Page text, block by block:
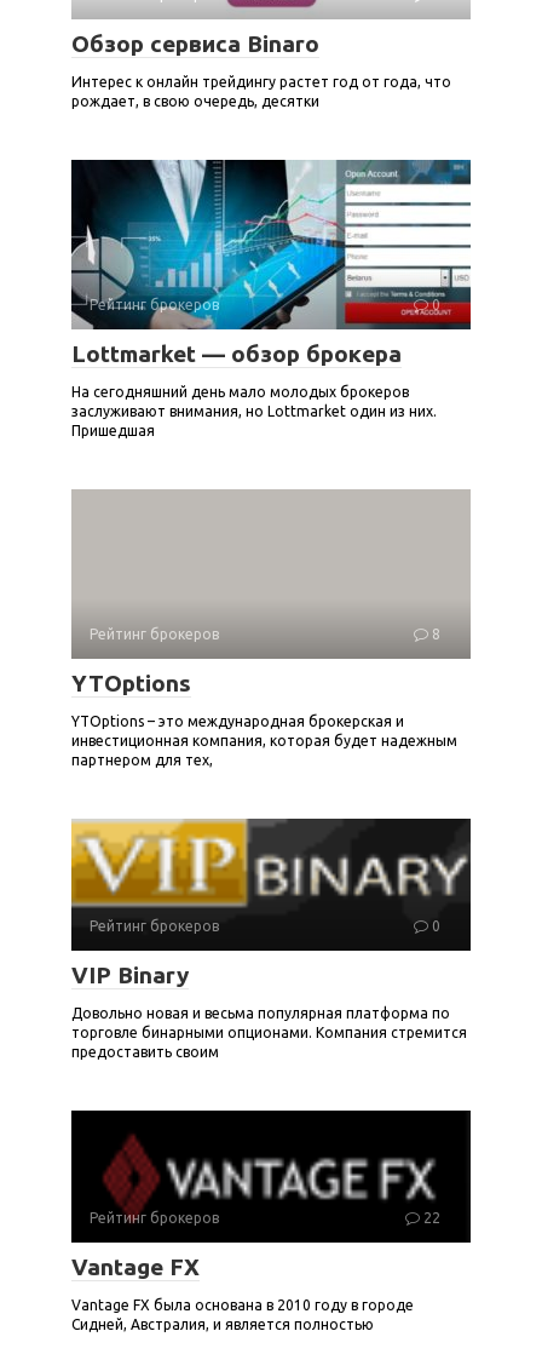
Обзор сервиса Binaro
Интерес к онлайн трейдингу растет год от года, что
рождает, в свою очередь, десятки
Рейтинг брокеров 0
Lottmarket — обзор брокера
На сегодняшний день мало молодых брокеров
заслуживают внимания, но Lottmarket один из них.
Пришедшая
Рейтинг брокеров 8
YTOptions
YTOptions – это международная брокерская и
инвестиционная компания, которая будет надежным
партнером для тех,
Рейтинг брокеров 0
VIP Binary
Довольно новая и весьма популярная платформа по
торговле бинарными опционами. Компания стремится
предоставить своим
Рейтинг брокеров 22
Vantage FX
Vantage FX была основана в 2010 году в городе
Сидней, Австралия, и является полностью